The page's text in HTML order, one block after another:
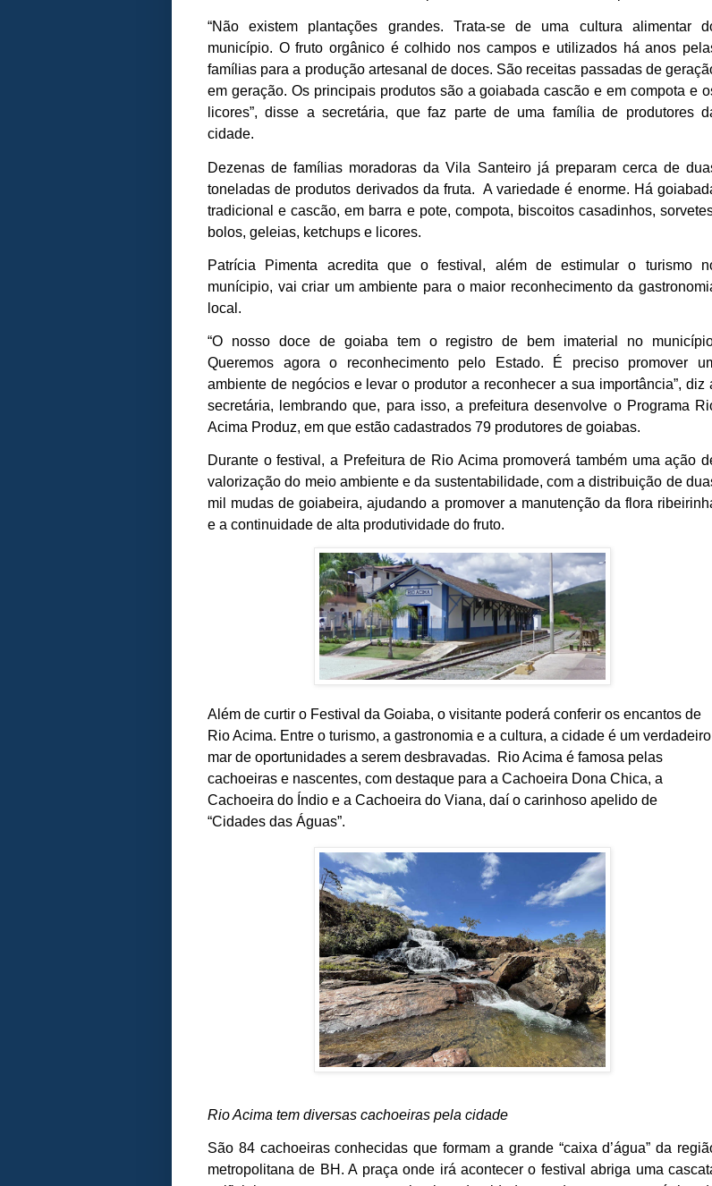
“Não existem plantações grandes. Trata-se de uma cultura alimentar
município. O fruto orgânico é colhido nos campos e utilizados há anos
famílias para a produção artesanal de doces. São receitas passadas de
em geração. Os principais produtos são a goiabada cascão e em compota e
licores”, disse a secretária, que faz parte de uma família de produtores
cidade.
Dezenas de famílias moradoras da Vila Santeiro já preparam cerca de
toneladas de produtos derivados da fruta. A variedade é enorme. Há
tradicional e cascão, em barra e pote, compota, biscoitos casadinhos,
bolos, geleias, ketchups e licores.
Patrícia Pimenta acredita que o festival, além de estimular o turismo
munícipio, vai criar um ambiente para o maior reconhecimento da
local.
“O nosso doce de goiaba tem o registro de bem imaterial no
Queremos agora o reconhecimento pelo Estado. É preciso promover
ambiente de negócios e levar o produtor a reconhecer a sua importância”, diz
secretária, lembrando que, para isso, a prefeitura desenvolve o Programa
Acima Produz, em que estão cadastrados 79 produtores de goiabas.
Durante o festival, a Prefeitura de Rio Acima promoverá também uma ação
valorização do meio ambiente e da sustentabilidade, com a distribuição de
mil mudas de goiabeira, ajudando a promover a manutenção da flora
e a continuidade de alta produtividade do fruto.
Além de curtir o Festival da Goiaba, o visitante poderá conferir os encantos de
Rio Acima. Entre o turismo, a gastronomia e a cultura, a cidade é um verdadeiro
mar de oportunidades a serem desbravadas. Rio Acima é famosa pelas
cachoeiras e nascentes, com destaque para a Cachoeira Dona Chica, a
Cachoeira do Índio e a Cachoeira do Viana, daí o carinhoso apelido de
“Cidades das Águas”.
Rio Acima tem diversas cachoeiras pela cidade
São 84 cachoeiras conhecidas que formam a grande “caixa d’água” da
metropolitana de BH. A praça onde irá acontecer o festival abriga uma